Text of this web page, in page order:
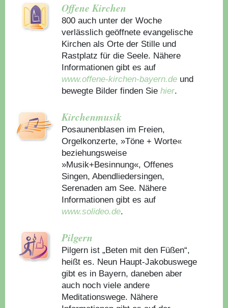
Offene Kirchen
800 auch unter der Woche
verlässlich geöffnete evangelische
Kirchen als Orte der Stille und
Rastplatz für die Seele. Nähere
Informationen gibt es auf
www.offene-kirchen-bayern.de und
bewegte Bilder finden Sie hier.
Kirchenmusik
Posaunenblasen im Freien,
Orgelkonzerte, »Töne + Worte«
beziehungsweise
»Musik+Besinnung«, Offenes
Singen, Abendliedersingen,
Serenaden am See. Nähere
Informationen gibt es auf
www.solideo.de.
Pilgern
Pilgern ist „Beten mit den Füßen“,
heißt es. Neun Haupt-Jakobuswege
gibt es in Bayern, daneben aber
auch noch viele andere
Meditationswege. Nähere